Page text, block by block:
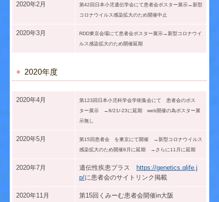
2020年2月
第42回日本小児遺伝学会にて患者会ポスター展示→新型
コロナウイルス感染拡大のため開催中止
2020年3月
RDD東京会場にて患者会ポスター展示→新型コロナウイ
ルス感染拡大のため開催延期
2020年度
2020年4月
第123回日本小児科学会学術集会にて 患者会のポス
ター展示 →8/21/-23に延期 web開催の為ポスター展
示無し
2020年5月
第15回患者会 を東京にて開催 →新型コロナウイルス
感染拡大のため開催8月に延期 →さらに11月に延期
2020年7月 遺伝性疾患プラス
https://genetics.qlife.j
p/に患者会のサイトリンク掲載
2020年11月 第15回くみーむ患者会開催in大阪